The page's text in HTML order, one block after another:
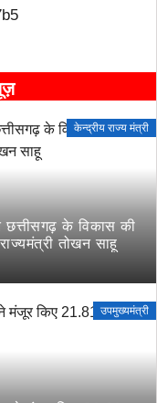
केन्द्रीय राज्य मंत्री
छत्तीसगढ़ के विकास की
तोखन साहू
उपमुख्यमंत्री